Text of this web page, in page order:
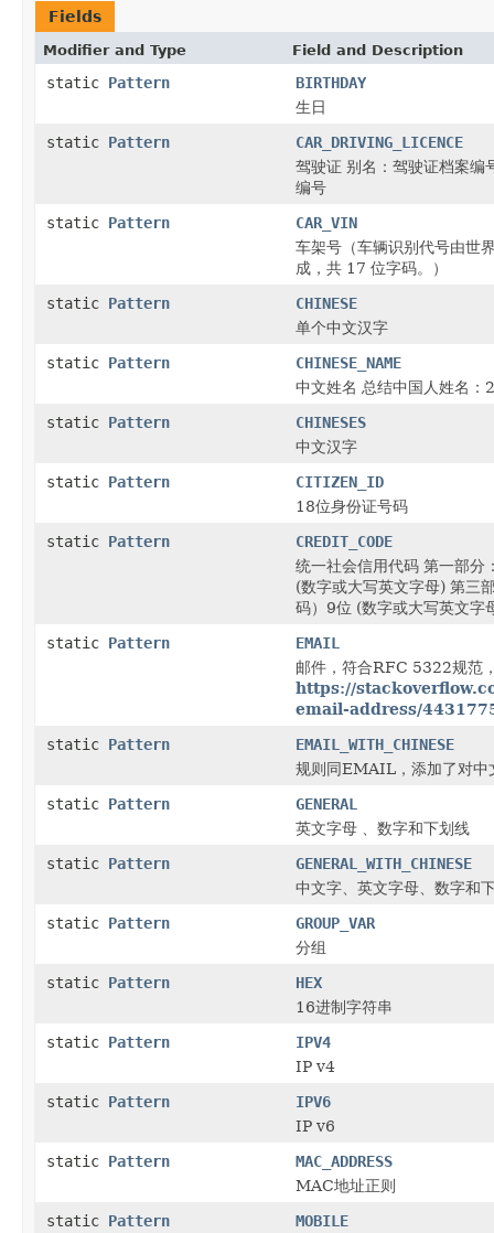
Fields
Modifier and Type Field and Description
static Pattern
BIRTHDAY
生日
static Pattern
CAR_DRIVING_LICENCE
驾驶证 别名：驾驶证档案
编号
static Pattern
CAR_VIN
车架号（车辆识别代号由世
成，共 17 位字码。）
static Pattern
CHINESE
单个中文汉字
static Pattern
CHINESE_NAME
中文姓名 总结中国人姓名：
static Pattern
CHINESES
中文汉字
static Pattern
CITIZEN_ID
18位身份证号码
static Pattern
CREDIT_CODE
统一社会信用代码 第一部分
(数字或大写英文字母) 第三
码）9位 (数字或大写英文字
static Pattern
EMAIL
邮件，符合RFC 5322规范
https://
email-address/
static Pattern
EMAIL_WITH_CHINESE
规则同EMAIL，添加了对中
static Pattern
GENERAL
英文字母 、数字和下划线
static Pattern
GENERAL_WITH_CHINESE
中文字、英文字母、数字和
static Pattern
GROUP_VAR
分组
static Pattern
HEX
16进制字符串
static Pattern
IPV4
IP v4
static Pattern
IPV6
IP v6
static Pattern
MAC_ADDRESS
MAC地址正则
static Pattern
MOBILE